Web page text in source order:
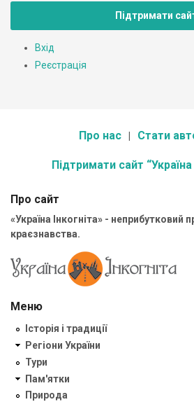
Підтримати
Вхід
Реєстрація
Про нас Стати
Підтримати сайт “Україна
Про сайт
«Україна Інкогніта» - неприбутковий
краєзнавства.
Меню
Історія і традиції
Регіони України
Тури
Пам'ятки
Природа